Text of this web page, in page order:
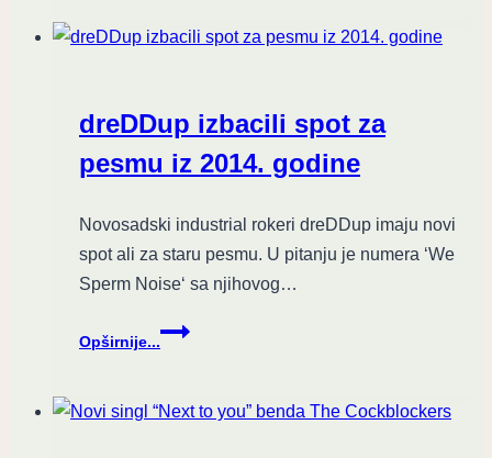
singlom
više
detalja
o
studijskom
izdanju!
dreDDup izbacili spot za
pesmu iz 2014. godine
Novosadski industrial rokeri dreDDup imaju novi
spot ali za staru pesmu. U pitanju je numera ‘We
Sperm Noise‘ sa njihovog…
Opširnije...
dreDDup
izbacili
za